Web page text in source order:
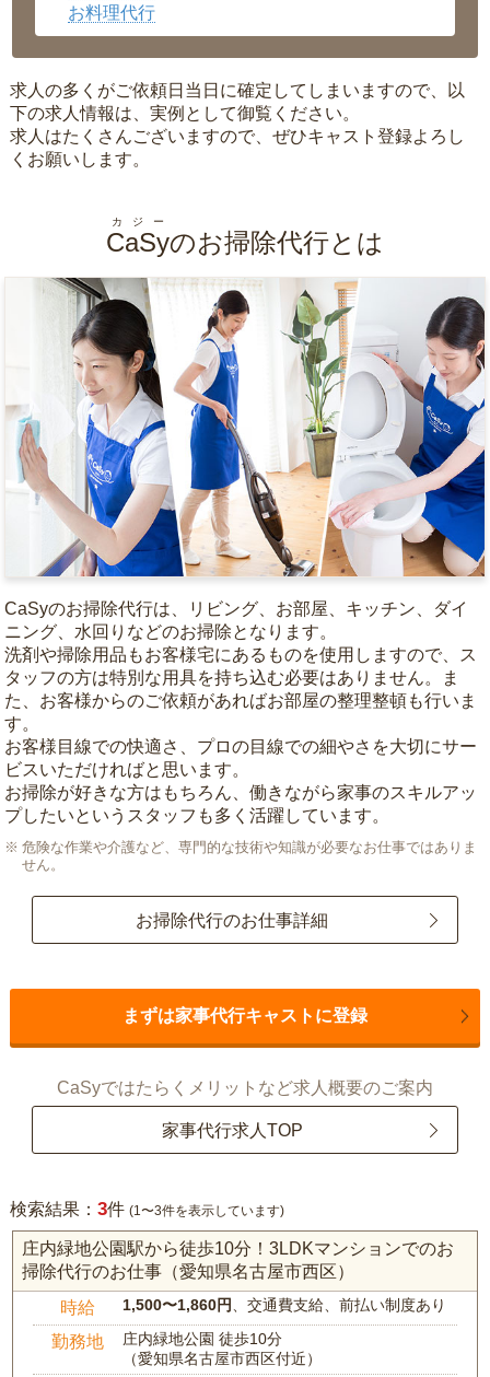
お料理代行
求人の多くがご依頼日当日に確定してしまいますので、以
下の求人情報は、実例として御覧ください。
求人はたくさんございますので、ぜひキャスト登録よろし
くお願いします。
CaSy
カジー
のお掃除代行とは
CaSyのお掃除代行は、リビング、お部屋、キッチン、ダイ
ニング、水回りなどのお掃除となります。
洗剤や掃除用品もお客様宅にあるものを使用しますので、ス
タッフの方は特別な用具を持ち込む必要はありません。ま
た、お客様からのご依頼があればお部屋の整理整頓も行いま
す。
お客様目線での快適さ、プロの目線での細やさを大切にサー
ビスいただければと思います。
お掃除が好きな方はもちろん、働きながら家事のスキルアッ
プしたいというスタッフも多く活躍しています。
危険な作業や介護など、専門的な技術や知識が必要なお仕事ではありま
せん。
お掃除代行のお仕事詳細
まずは家事代行キャストに登録
CaSyではたらくメリットなど求人概要のご案内
家事代行求人TOP
検索結果： 3件 (1〜3件を表示しています)
庄内緑地公園駅から徒歩10分！3LDKマンションでのお
掃除代行のお仕事（愛知県名古屋市西区）
時給 1,500〜1,860円、交通費支給、前払い制度あり
勤務地
庄内緑地公園 徒歩10分
（愛知県名古屋市西区付近）